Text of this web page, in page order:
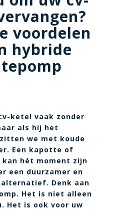
voordelen
hybride
ketel vaak zonder
als hij het
we met koude
Een kapotte of
hét moment zijn
een duurzamer en
Denk aan
Het is niet alleen
Het is ook voor uw